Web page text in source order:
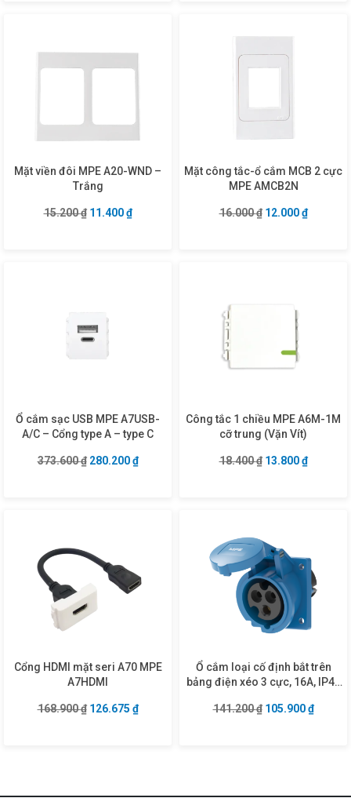
Mặt viền đôi MPE A20-WND –
Trắng
15.200₫ Giá gốc là: 15.200 ₫.
11.400₫Giá hiện tại là: 11.400 ₫.
Mặt công tắc-ổ cắm MCB 2 cực
MPE AMCB2N
16.000₫ Giá gốc là:
12.000₫Giá hiện
Ổ cắm sạc USB MPE A7USB-
A/C – Cổng type A – type C
373.600₫ Giá gốc là: 373.600 ₫.
280.200₫Giá hiện tại là: 280.200 ₫.
Công tắc 1 chiều MPE A6M-1M
cỡ trung (Vặn Vít)
18.400₫ Giá gốc là:
13.800₫Giá hiện
Cổng HDMI mặt seri A70 MPE
A7HDMI
168.900₫ Giá gốc là: 168.900 ₫.
126.675 ₫Giá hiện tại là: 126.675 ₫.
Ổ cắm loại cố định bắt trên
bảng điện xéo 3 cực, 16A, IP44
141.200₫ Giá gốc là:
105.900₫Giá